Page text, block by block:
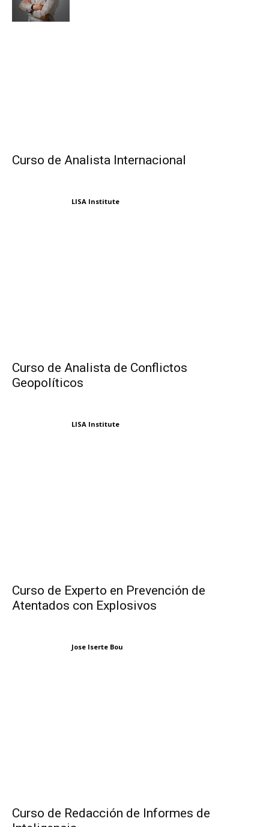
Curso de Analista Internacional
LISA Institute
Curso de Analista de Conflictos
Geopolíticos
LISA Institute
Curso de Experto en Prevención de
Atentados con Explosivos
Jose Iserte Bou
Curso de Redacción de Informes de